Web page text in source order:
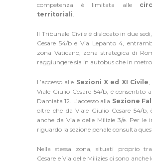
competenza è limitata alle
territoriali.
Il Tribunale Civile è dislocato in due
Cesare 54/b e Via Lepanto 4,
zona Vaticano, zona strategica di
raggiungere sia in autobus che in
L’accesso alle Sezioni X ed XI Civile
Viale Giulio Cesare 54/b, è consentito
Damiata 12. L’accesso alla Sezione
oltre che da Viale Giulio Cesare 54/b,
anche da Viale delle Milizie 3/e. Per le
riguardo la sezione penale consulta
Nella stessa zona, situati proprio
Cesare e Via delle Milizies ci sono anche